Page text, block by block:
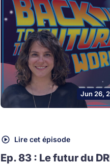
Jun 26,
Lire cet épisode
Ep. 83 : Le futur du